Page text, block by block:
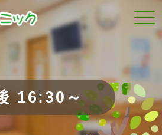
16:30～